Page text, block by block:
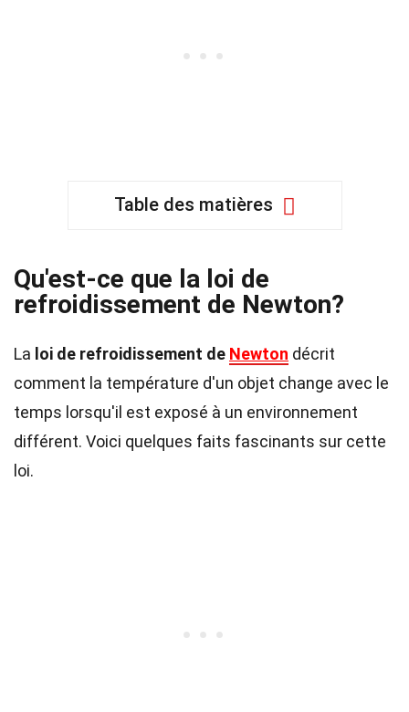
Table des matières
Qu'est-ce que la loi de
refroidissement de Newton?
La loi de refroidissement de Newton décrit
comment la température d'un objet change avec le
temps lorsqu'il est exposé à un environnement
différent. Voici quelques faits fascinants sur cette
loi.